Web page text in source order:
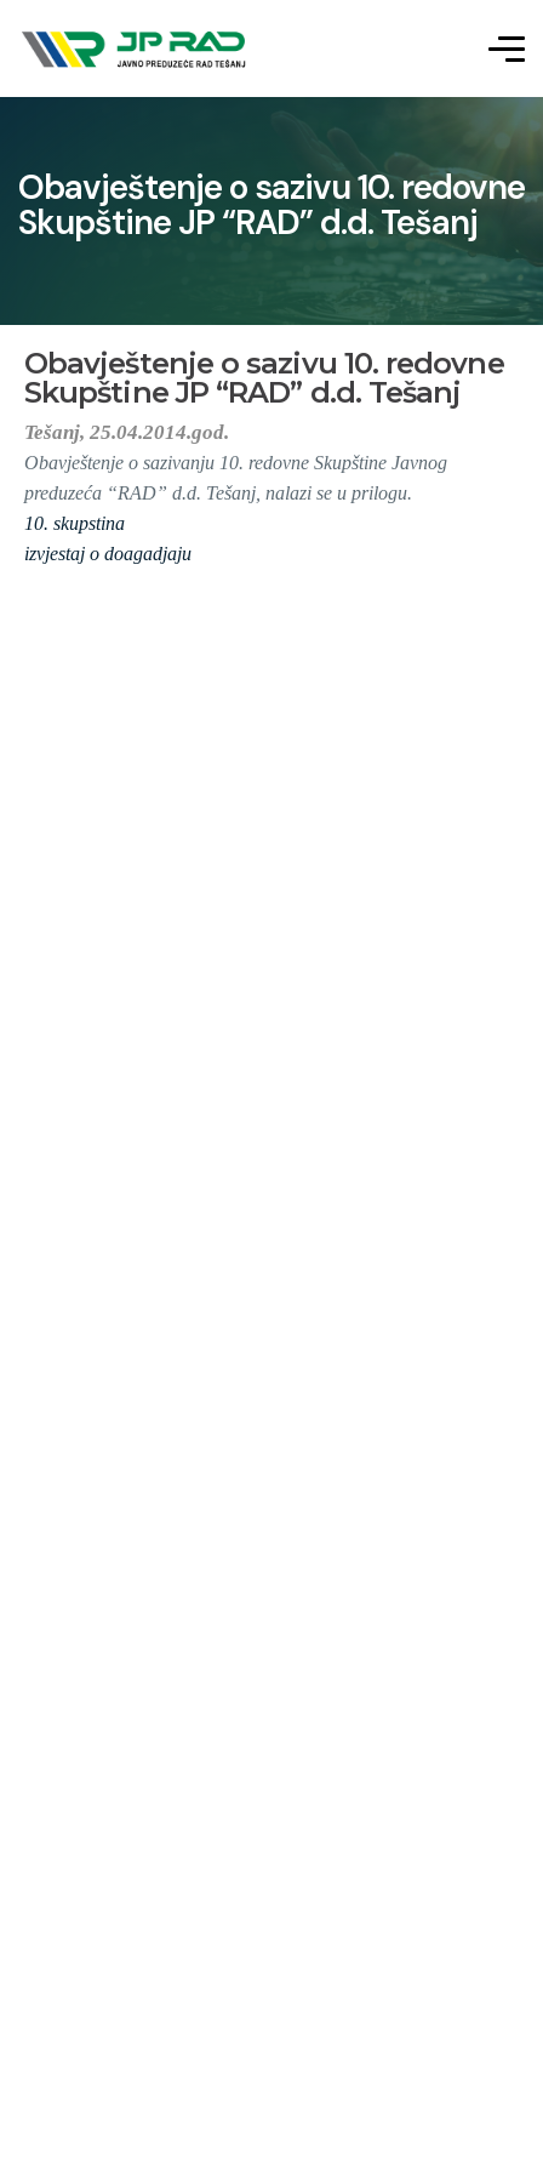
Obavještenje o sazivu 10. redovne
Skupštine JP “RAD” d.d. Tešanj
Obavještenje o sazivu 10. redovne
Skupštine JP “RAD” d.d. Tešanj
Tešanj, 25.04.2014.god.
Obavještenje o sazivanju 10. redovne Skupštine Javnog
preduzeća “RAD” d.d. Tešanj, nalazi se u prilogu.
10. skupstina
izvjestaj o doagadjaju